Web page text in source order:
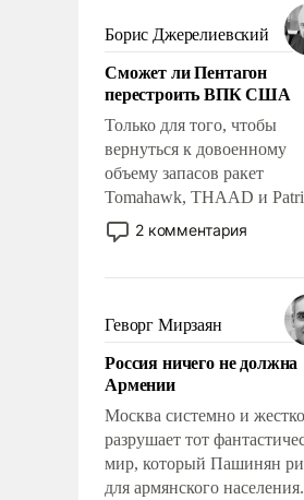
Борис Джерелиевский
Сможет ли Пентагон
перестроить ВПК США
Только для того, чтобы
вернуться к довоенному
объему запасов ракет
Tomahawk, THAAD и
США потребуется более
лет. Даже небольшая война
Сложившаяся ситуация
означает многолетний
уязвимости США,
перед Китаем.
2 комментария
Геворг Мирзаян
Россия ничего не должна
Армении
Москва системно и жестко
разрушает тот
мир, который Пашинян
для армянского населения.